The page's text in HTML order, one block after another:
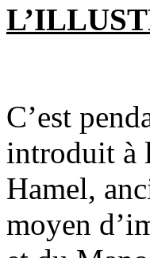
C’est
introduit à
Hamel,
moyen